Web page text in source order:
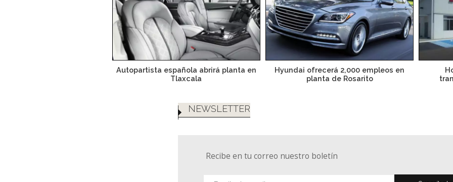
Autopartista española abrirá planta en
Tlaxcala
Hyundai ofrecerá 2,000 empleos en
planta de Rosarito
NEWSLETTER
Recibe en tu correo nuestro boletín